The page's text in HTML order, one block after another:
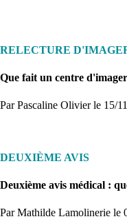
RELECTURE
Que fait un centre
Par Pascaline Olivierle 15/
DEUXIÈME AVIS
Deuxième avis médical :
Par Mathilde Lamolinerie le